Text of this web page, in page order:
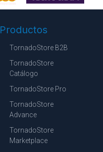
Productos
TornadoStore B2B
TornadoStore
Catálogo
TornadoStore Pro
TornadoStore
Advance
TornadoStore
Marketplace